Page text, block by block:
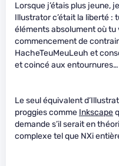
Lorsque j’étais plus jeune,
Illustrator c’était la liberté :
éléments absolument où
commencement de
HacheTeuMeuLeuh et
et coincé aux entournures…
Le seul équivalent
proggies comme Inkscape
demande s’il serait en
complexe tel que NXi